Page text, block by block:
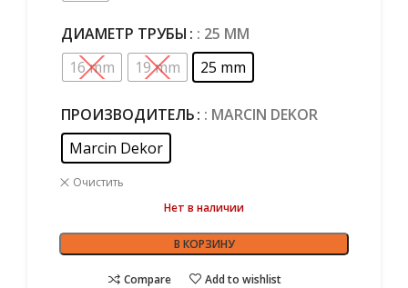
ДИАМЕТР ТРУБЫ : 25 MM
16 mm
19 mm 25 mm
ПРОИЗВОДИТЕЛЬ : MARCIN DEKOR
Marcin Dekor
Очистить
Нет в наличии
В КОРЗИНУ
Compare Add to wishlist